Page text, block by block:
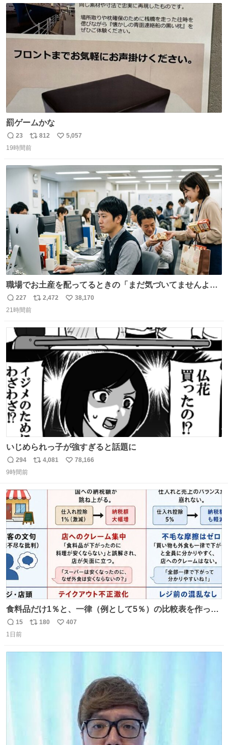
ト
数
数
罰ゲームかな
返
信
23
リ
ポ
ト
数
812
い
数
5,057
19時間前
職場でお土産を配ってるときの「まだ気づいてませんよ」
的な演技が毎回シンドい。
返
信
227
リ
ト
数
2,472
い
数
38,170
21時間前
いじめられっ子が強すぎると話題に
返
信
294
リ
4,081
い
78,166
9時間前
食料品だけ1％と、一律（例として5％）の比較表を作って
みました。 参考になるかと思います。
返
信
15
リ
180
い
407
1日前